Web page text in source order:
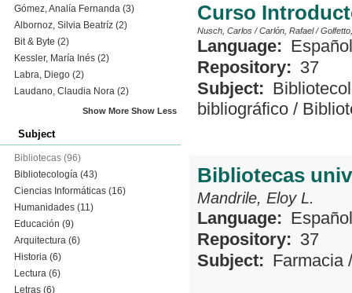
Gómez, Analía Fernanda (3)
Albornoz, Silvia Beatríz (2)
Bit & Byte (2)
Kessler, María Inés (2)
Labra, Diego (2)
Laudano, Claudia Nora (2)
Show More Show Less
Subject
Bibliotecas (96)
Bibliotecología (43)
Ciencias Informáticas (16)
Humanidades (11)
Educación (9)
Arquitectura (6)
Historia (6)
Lectura (6)
Letras (6)
Curso
Nusch, Carlos /Carlón, Rafael/
Language: Español
Repository: 37
Subject:
bibliográfico /
Bibliotecas
Mandrile, Eloy L.
Language: Español
Repository: 37
Subject: Farmacia